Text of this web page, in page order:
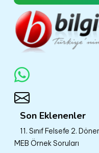
Son Eklenenler
11. Sınıf Felsefe 2.
MEB Örnek Soruları